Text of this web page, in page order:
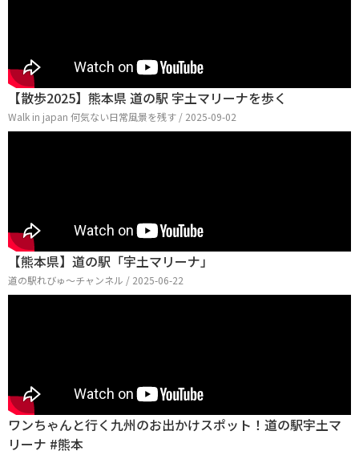
【散歩2025】熊本県 道の駅 宇土マリーナを歩く
Walk in japan 何気ない日常風景を残す / 2025-09-02
【熊本県】道の駅「宇土マリーナ」
道の駅れびゅ〜チャンネル / 2025-06-22
ワンちゃんと行く九州のお出かけスポット！道の駅宇土マ
リーナ #熊本